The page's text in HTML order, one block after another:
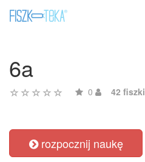
6a
0 42 fiszki
rozpocznij naukę